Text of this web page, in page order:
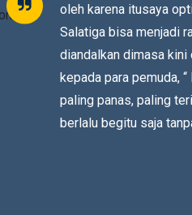
oleh karena itusaya
Salatiga bisa menjadi
diandalkan dimasa kini
kepada para pemuda,
paling panas, paling
berlalu begitu saja